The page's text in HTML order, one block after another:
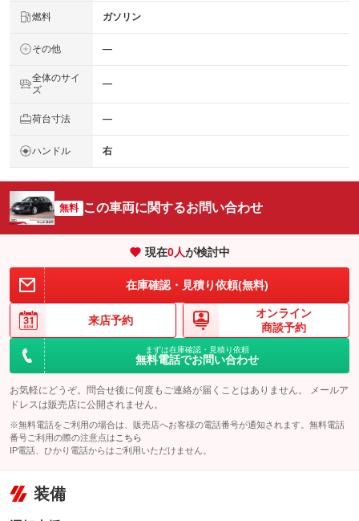
燃料 ガソリン
その他 ―
全体のサイ
ズ
―
荷台寸法 ―
ハンドル 右
無料 この車両に関するお問い合わせ
現在0人が検討中
在庫確認・見積り依頼(無料)
来店予約
オンライン
商談予約
まずは在庫確認・見積り依頼
無料電話でお問い合わせ
お気軽にどうぞ。問合せ後に何度もご連絡が届くことはありません。 メールア
ドレスは販売店に公開されません。
※無料電話をご利用の場合は、販売店へお客様の電話番号が通知されます。無料電話
番号ご利用の際の注意点は こちら
IP電話、ひかり電話からはご利用いただけません。
装備